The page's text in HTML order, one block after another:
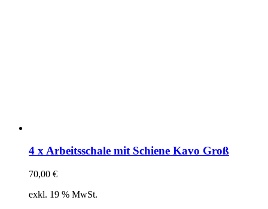
4 x Arbeitsschale mit Schiene Kavo Groß
70,00 €
exkl. 19 % MwSt.